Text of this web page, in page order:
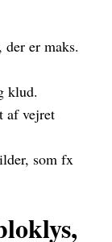
er maks.
klud.
af vejret
som fx